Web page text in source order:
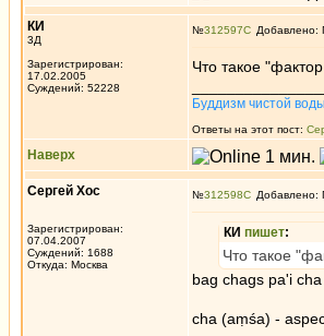
КИ
3Д
Зарегистрирован:
17.02.2005
Суждений: 52228
№312597 Добавлено:
Что такое
Буддизм чистой воды
Ответы на этот пост:
Наверх
Сергей Хос
Зарегистрирован:
07.04.2007
Суждений: 1688
Откуда: Москва
№312598 Добавлено:
КИ пишет:
Что такое
bag chags pa'i cha
cha (aṃśa) -